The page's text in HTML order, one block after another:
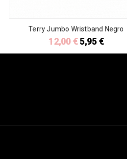
Terry Jumbo Wristband Negro
12,00€5,95 €